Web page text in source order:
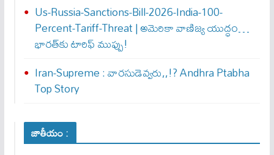
Us-Russia-Sanctions-Bill-2026-India-100-
Percent-Tariff-Threat | అమెరికా వాణిజ్య యుద్ధం…
భారత్‌కు టారిఫ్ ముప్పు!
Iran-Supreme : వార‌సుడెవ్వ‌రు,,!? Andhra Ptabha
Top Story
జాతీయం :